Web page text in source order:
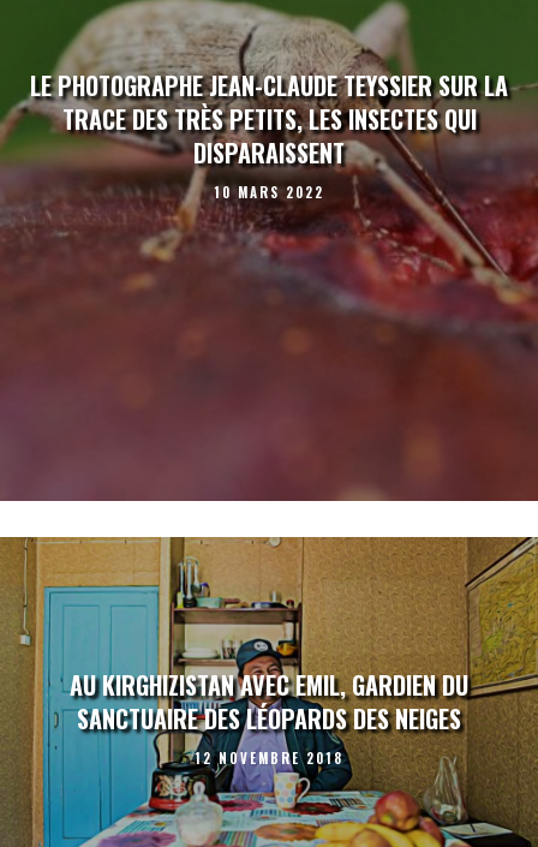
LE PHOTOGRAPHE JEAN-CLAUDE TEYSSIER SUR LA
TRACE DES TRÈS PETITS, LES INSECTES QUI
DISPARAISSENT
10 MARS 2022
AU KIRGHIZISTAN AVEC EMIL, GARDIEN DU
SANCTUAIRE DES LÉOPARDS DES NEIGES
12 NOVEMBRE 2018